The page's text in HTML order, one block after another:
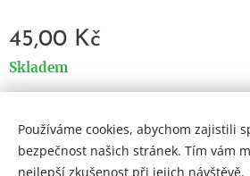
45,00 Kč
Skladem
Cookies
Používáme cookies, abychom zajistili
bezpečnost našich stránek. Tím vám
nejlepší zkušenost při jejich návštěvě.